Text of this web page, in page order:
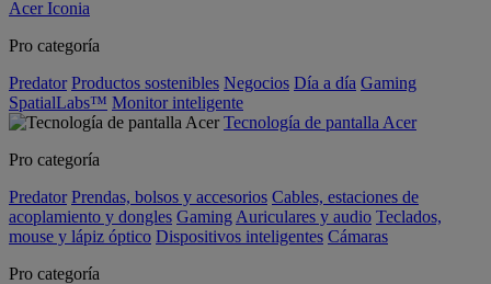
Acer Iconia
Pro categoría
Predator Productos sostenibles Negocios Día a día Gaming
SpatialLabs™ Monitor inteligente
Tecnología de pantalla Acer
Pro categoría
Predator Prendas, bolsos y accesorios Cables, estaciones de
acoplamiento y dongles Gaming Auriculares y audio Teclados,
mouse y lápiz óptico Dispositivos inteligentes Cámaras
Pro categoría